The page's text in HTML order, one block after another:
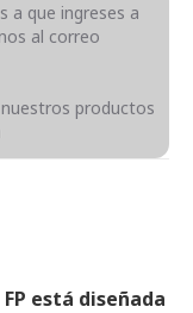
a que ingreses a
al correo
productos
está diseñada